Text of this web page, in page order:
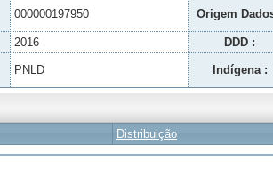
000000197950 Origem
2016 DDD :
PNLD Indígena :
Distribuição